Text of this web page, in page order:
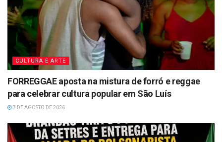
CULTURA E ARTE
FORREGGAE aposta na mistura de forró e reggae
para celebrar cultura popular em São Luís
7 DE AGOSTO DE 2026